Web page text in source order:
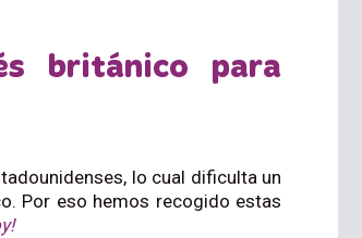
británico para
lo cual dificulta un
Por eso hemos recogido estas